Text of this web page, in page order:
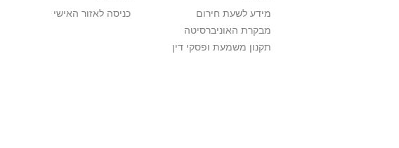
מידע לשעת חירום
מבקרת האוניברסיטה
תקנון משמעת ופסקי דין
כניסה לאזור האישי